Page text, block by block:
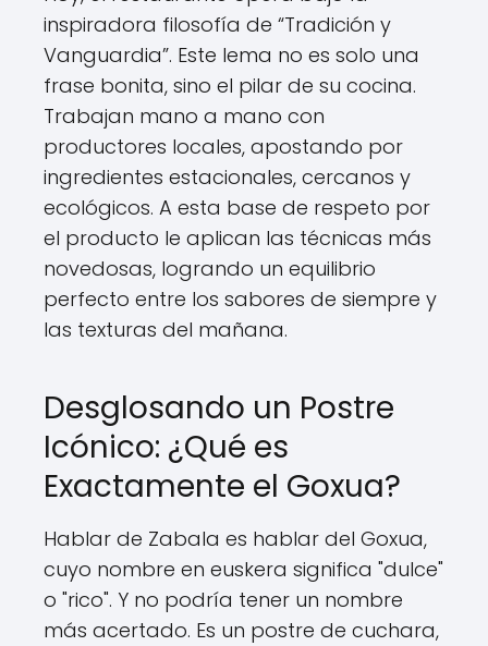
inspiradora filosofía de “Tradición y
Vanguardia”. Este lema no es solo una
frase bonita, sino el pilar de su cocina.
Trabajan mano a mano con
productores locales, apostando por
ingredientes estacionales, cercanos y
ecológicos. A esta base de respeto por
el producto le aplican las técnicas más
novedosas, logrando un equilibrio
perfecto entre los sabores de siempre y
las texturas del mañana.
Desglosando un Postre
Icónico: ¿Qué es
Exactamente el Goxua?
Hablar de Zabala es hablar del Goxua,
cuyo nombre en euskera significa "dulce"
o "rico". Y no podría tener un nombre
más acertado. Es un postre de cuchara,